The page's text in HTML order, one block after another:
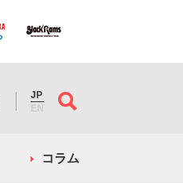
JP
EN
コラム